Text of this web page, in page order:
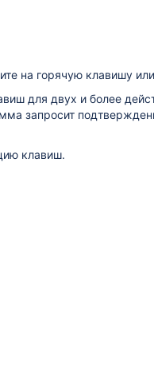
на горячую клавишу
для двух и более
запросит
клавиш.